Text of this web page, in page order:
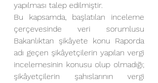
yapılması talep edilmiştir.
Bu kapsamda, başlatılan inceleme
çerçevesinde veri sorumlusu
Bakanlıktan şikâyete konu Raporda
adı geçen şikâyetçilerin yapılan vergi
incelemesinin konusu olup olmadığı;
şikâyetçilerin şahıslarının vergi